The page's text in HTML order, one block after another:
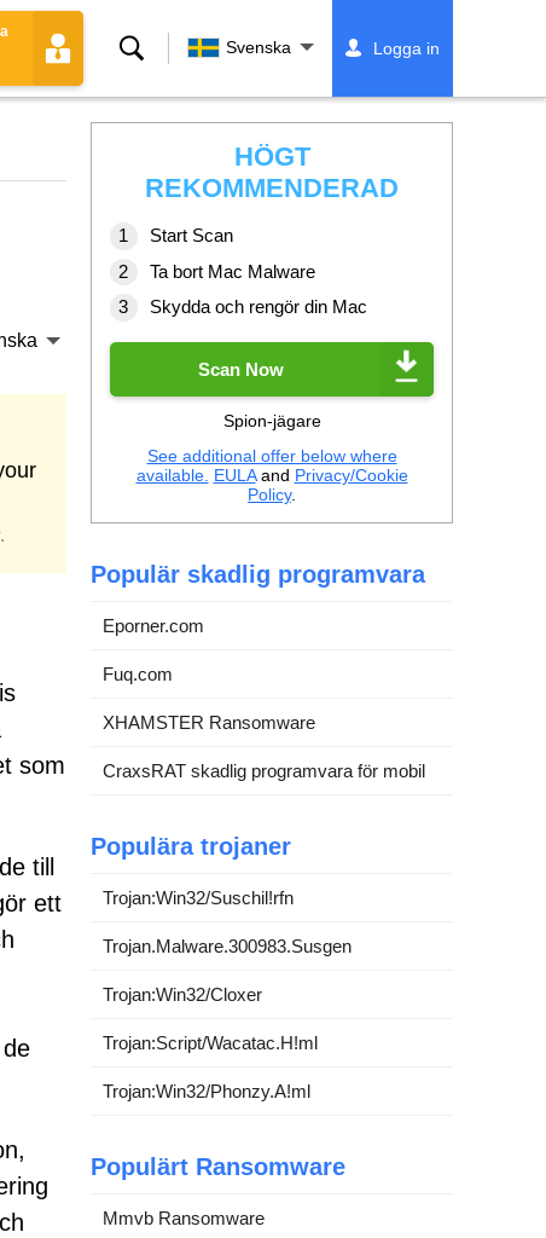
Sök Svenska Logga in
.
som
till
ett
HÖGT
REKOMMENDERAD
Start Scan
Ta bort Mac Malware
Skydda och rengör din Mac
Scan Now
Spion-jägare
See additional offer below where
available. EULAand Privacy/Cookie
Policy.
Populär skadlig programvara
Eporner.com
Fuq.com
XHAMSTER Ransomware
CraxsRAT skadlig programvara för mobil
Populära trojaner
Trojan:Win32/Suschil!rfn
Trojan.Malware.300983.Susgen
Trojan:Win32/Cloxer
Trojan:Script/Wacatac.H!ml
Trojan:Win32/Phonzy.A!ml
Populärt Ransomware
Mmvb Ransomware